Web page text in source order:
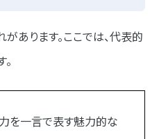
あります。ここでは、代表的
を一言で表す魅力的な